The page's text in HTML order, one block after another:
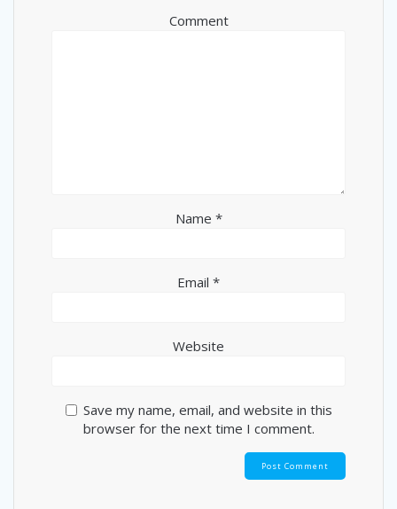
Comment
Name *
Email *
Website
Save my name, email, and website in this
browser for the next time I comment.